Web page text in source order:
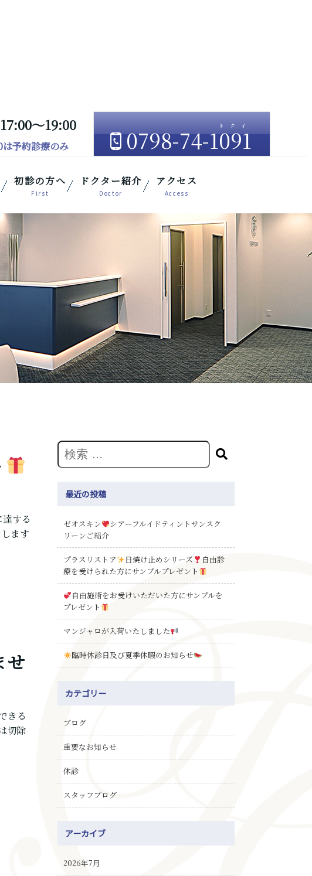
～19:00
予約診療のみ 0798-74-1091
初診の方へ ドクター紹介 アクセス
する
ます
せ
きる
切除
最近の投稿
ゼオスキン
シアーフルイドティントサンスク
リーンご紹介
プラスリストア 日焼け止めシリーズ
自由診
療を受けられた方にサンプルプレゼント
自由施術をお受けいただいた方にサンプルを
プレゼント
マンジャロが入荷いたしました
臨時休診日及び夏季休暇のお知らせ
カテゴリー
ブログ
重要なお知らせ
休診
スタッフブログ
アーカイブ
2026年7月